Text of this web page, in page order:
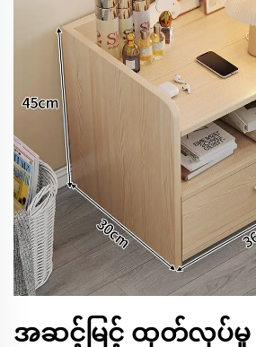
အဆင့်မြင့် ထုတ်လုပ်မှု